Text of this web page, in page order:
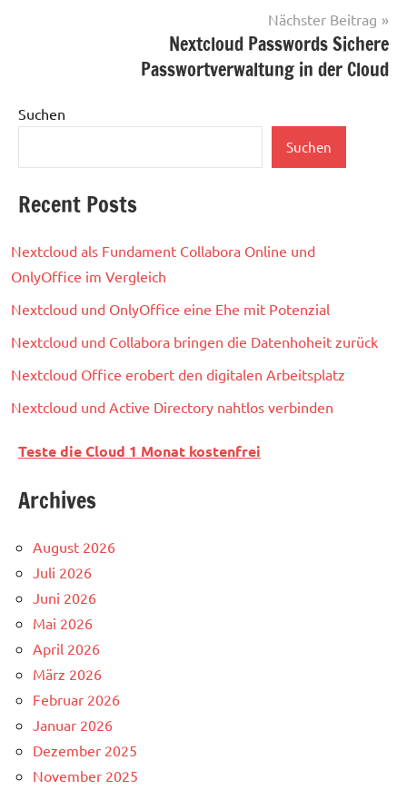
Nächster Beitrag
Nextcloud Passwords Sichere
Passwortverwaltung in der Cloud
Suchen
Suchen
Recent Posts
Nextcloud als Fundament Collabora Online und
OnlyOffice im Vergleich
Nextcloud und OnlyOffice eine Ehe mit Potenzial
Nextcloud und Collabora bringen die Datenhoheit zurück
Nextcloud Office erobert den digitalen Arbeitsplatz
Nextcloud und Active Directory nahtlos verbinden
Teste die Cloud 1 Monat kostenfrei
Archives
August 2026
Juli 2026
Juni 2026
Mai 2026
April 2026
März 2026
Februar 2026
Januar 2026
Dezember 2025
November 2025